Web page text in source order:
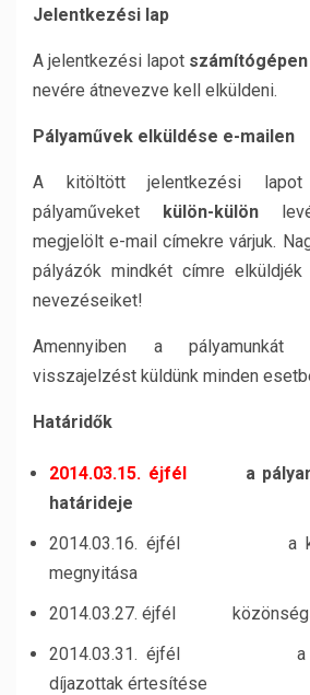
Jelentkezési lap
A jelentkezési lapot
nevére átnevezve kell elküldeni.
Pályaművek elküldése e-mailen
A kitöltött jelentkezési
pályaműveket külön-külön
megjelölt e-mail címekre várjuk.
pályázók mindkét címre elküldjék
nevezéseiket!
Amennyiben a pályamunkát
visszajelzést küldünk minden
Határidők
2014.03.15. éjfél
a
határideje
2014.03.16. éjfél a
megnyitása
2014.03.27. éjfél
2014.03.31. éjfél a
díjazottak értesítése